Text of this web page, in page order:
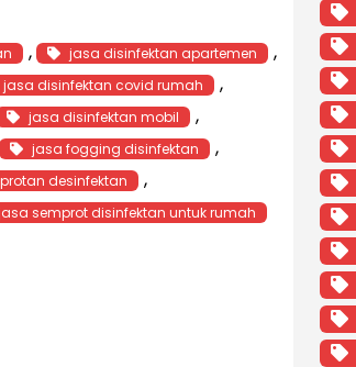
, jasa disinfektan apartemen ,
jasa disinfektan covid rumah ,
jasa disinfektan mobil ,
jasa fogging disinfektan ,
desinfektan ,
semprot disinfektan untuk rumah